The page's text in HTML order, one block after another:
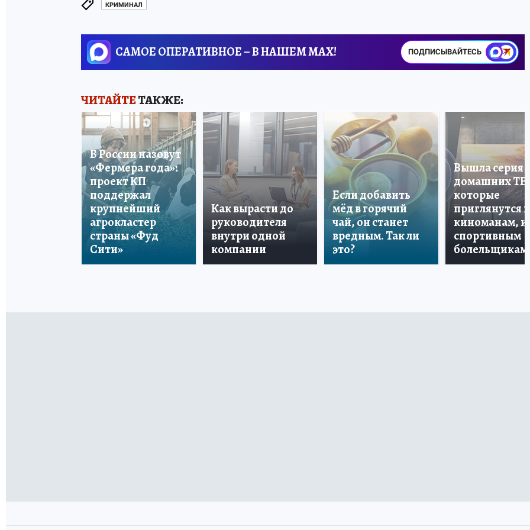
КРИМИНАЛ
САМОЕ ОПЕРАТИВНОЕ – В НАШЕМ MAX! ПОДПИСЫВАЙТЕСЬ
ЧИТАЙТЕТАКЖЕ:
В России назовут
«Фермера года»:
проект КП
поддержал
крупнейший
агрокластер
страны «Фуд
Сити»
Как вырасти до
руководителя
внутри одной
компании
Если добавить
мёд в горячий
чай, он станет
вредным. Так ли
это?
Вышла серия
домашних ТВ,
которые
приглянутся и
киноманам, и
спортивным
болельщикам